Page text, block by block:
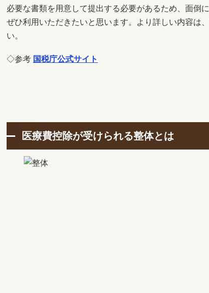
必要な書類を用意して提出する必要があるため、面倒
ぜひ利用いただきたいと思います。より詳しい内容は
い。
◇参考 国税庁公式サイト
医療費控除が受けられる整体とは